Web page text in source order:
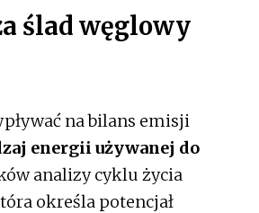
ślad węglowy
na bilans emisji
energii używanej do
analizy cyklu życia
określa potencjał